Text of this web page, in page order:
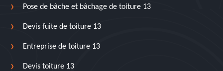
Pose de bâche et bâchage de toiture 13
Devis fuite de toiture 13
Entreprise de toiture 13
Devis toiture 13